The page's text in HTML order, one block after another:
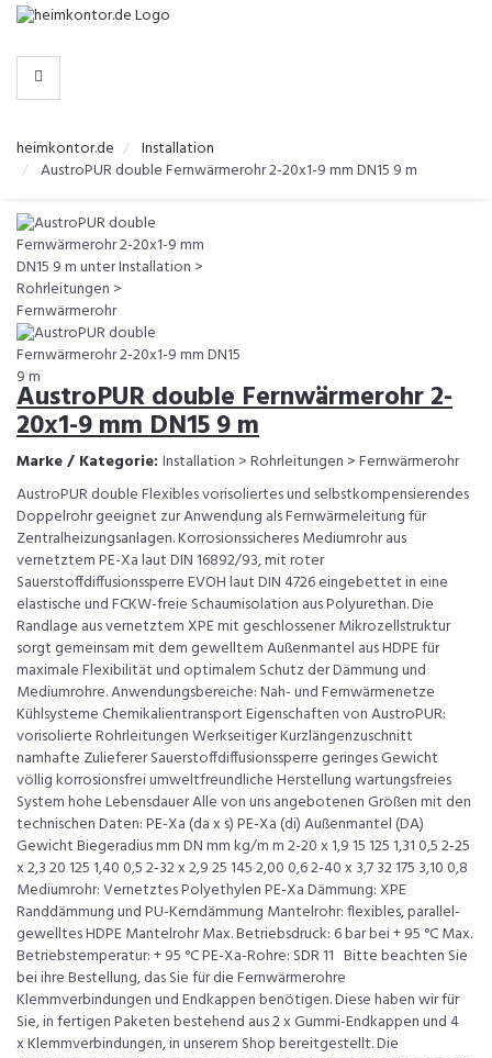
-
KATEGORIEN
heimkontor.de
Installation
AustroPUR double Fernwärmerohr 2-20x1-9 mm DN15 9 m
AustroPUR double Fernwärmerohr 2-
20x1-9 mm DN15 9 m
Marke / Kategorie: Installation > Rohrleitungen > Fernwärmerohr
AustroPUR double Flexibles vorisoliertes und selbstkompensierendes
Doppelrohr geeignet zur Anwendung als Fernwärmeleitung für
Zentralheizungsanlagen. Korrosionssicheres Mediumrohr aus
vernetztem PE-Xa laut DIN 16892/93, mit roter
Sauerstoffdiffusionssperre EVOH laut DIN 4726 eingebettet in eine
elastische und FCKW-freie Schaumisolation aus Polyurethan. Die
Randlage aus vernetztem XPE mit geschlossener Mikrozellstruktur
sorgt gemeinsam mit dem gewelltem Außenmantel aus HDPE für
maximale Flexibilität und optimalem Schutz der Dämmung und
Mediumrohre. Anwendungsbereiche: Nah- und Fernwärmenetze
Kühlsysteme Chemikalientransport Eigenschaften von AustroPUR:
vorisolierte Rohrleitungen Werkseitiger Kurzlängenzuschnitt
namhafte Zulieferer Sauerstoffdiffusionssperre geringes Gewicht
völlig korrosionsfrei umweltfreundliche Herstellung wartungsfreies
System hohe Lebensdauer Alle von uns angebotenen Größen mit den
technischen Daten: PE-Xa (da x s) PE-Xa (di) Außenmantel (DA)
Gewicht Biegeradius mm DN mm kg/m m 2-20 x 1,9 15 125 1,31 0,5 2-25
x 2,3 20 125 1,40 0,5 2-32 x 2,9 25 145 2,00 0,6 2-40 x 3,7 32 175 3,10 0,8
Mediumrohr: Vernetztes Polyethylen PE-Xa Dämmung: XPE
Randdämmung und PU-Kerndämmung Mantelrohr: flexibles, parallel-
gewelltes HDPE Mantelrohr Max. Betriebsdruck: 6 bar bei + 95 °C Max.
Betriebstemperatur: + 95 °C PE-Xa-Rohre: SDR 11 Bitte beachten Sie
bei ihre Bestellung, das Sie für die Fernwärmerohre
Klemmverbindungen und Endkappen benötigen. Diese haben wir für
Sie, in fertigen Paketen bestehend aus 2 x Gummi-Endkappen und 4
x Klemmverbindungen, in unserem Shop bereitgestellt. Die